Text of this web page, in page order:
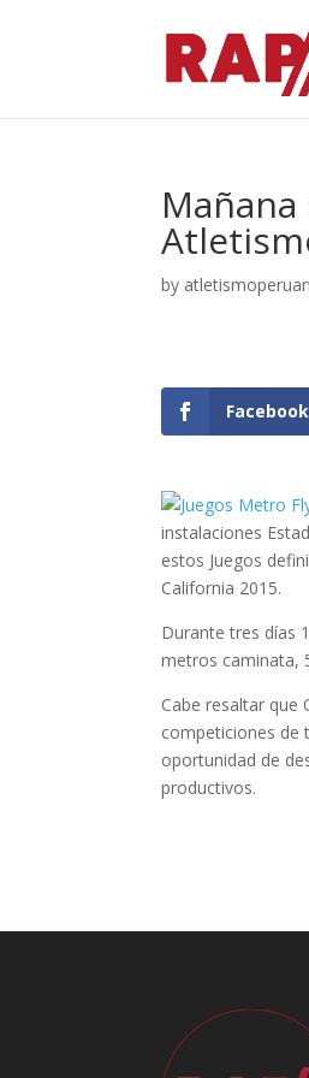
by
Facebook
instalaciones
estos Juegos
California 2015.
Durante tres días
metros caminata,
Cabe resaltar que
competiciones de
oportunidad de
productivos.